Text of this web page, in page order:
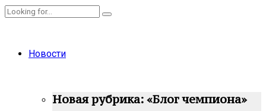
Новости
Новая рубрика: «Блог чемпиона»